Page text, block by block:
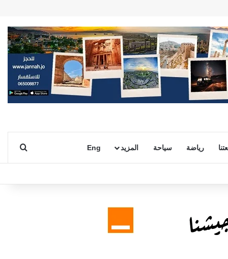
رياضة سياحة المزيد Eng بحث